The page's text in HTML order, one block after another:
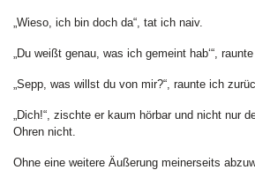
„Wieso, ich bin doch da“, tat ich naiv.
„Du weißt genau, was ich gemeint hab‘“, raunte
„Sepp, was willst du von mir?“, raunte ich
„Dich!“, zischte er kaum hörbar und nicht nur
Ohren nicht.
Ohne eine weitere Äußerung meinerseits